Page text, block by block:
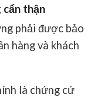
thận
phải được bảo
hàng và khách
là chứng cứ